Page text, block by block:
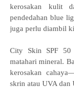
kerosakan kulit
pendedahan blue
juga perlu diambil
City Skin SPF 50
matahari mineral.
kerosakan
skrin atau UVA dan